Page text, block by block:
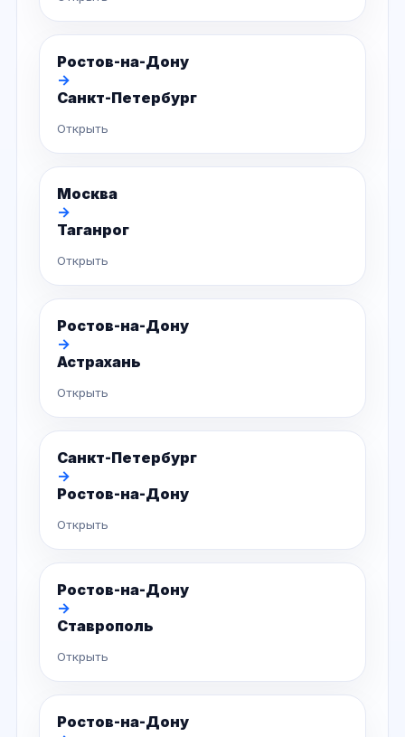
Ростов-на-Дону
→
Санкт-Петербург
Открыть
Москва
→
Таганрог
Открыть
Ростов-на-Дону
→
Астрахань
Открыть
Санкт-Петербург
→
Ростов-на-Дону
Открыть
Ростов-на-Дону
→
Ставрополь
Открыть
Ростов-на-Дону